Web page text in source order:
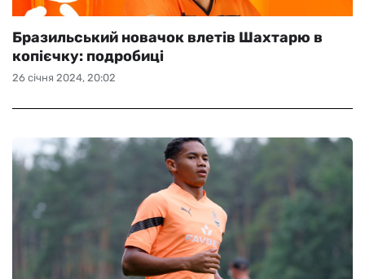
26 січня 2024, 20:02
Бразильський новачок влетів Шахтарю в
копієчку: подробиці